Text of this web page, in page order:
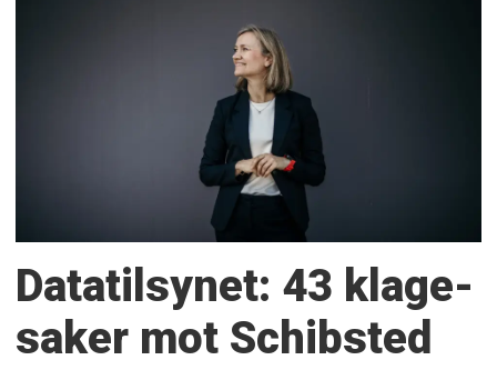
Datatilsynet: 43 klage­
saker mot Schibsted